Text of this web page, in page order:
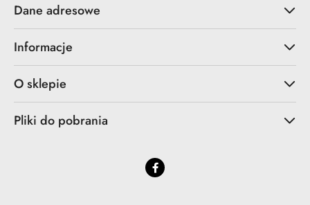
Dane adresowe
Informacje
O sklepie
Pliki do pobrania